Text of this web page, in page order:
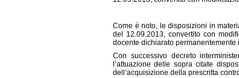
Come è noto, le disposizioni in
del 12.09.2013, convertito con
docente dichiarato
Con successivo decreto
l’attuazione delle sopra citate
dell’acquisizione della prescritta